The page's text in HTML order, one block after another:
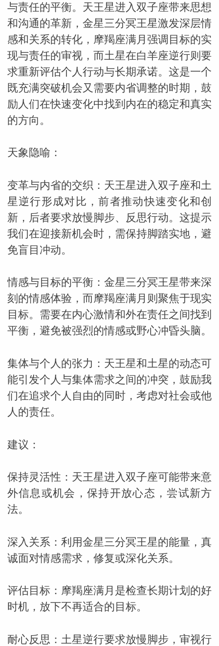
婆星座
网
航
与责任的平衡。天王星进入双子座带来思想
和沟通的革新，金星三分冥王星激发深层情
感和关系的转化，摩羯座满月强调目标的实
现与责任的审视，而土星在白羊座逆行则要
求重新评估个人行动与长期承诺。这是一个
既充满突破机会又需要内省调整的时期，鼓
励人们在快速变化中找到内在的稳定和真实
的方向。
天象隐喻：
变革与内省的交织：天王星进入双子座和土
星逆行形成对比，前者推动快速变化和创
新，后者要求放慢脚步、反思行动。这提示
我们在迎接新机会时，需保持脚踏实地，避
免盲目冲动。
情感与目标的平衡：金星三分冥王星带来深
刻的情感体验，而摩羯座满月则聚焦于现实
目标。需要在内心激情和外在责任之间找到
平衡，避免被强烈的情感或野心冲昏头脑。
集体与个人的张力：天王星和土星的动态可
能引发个人与集体需求之间的冲突，鼓励我
们在追求个人自由的同时，考虑对社会或他
人的责任。
建议：
保持灵活性：天王星进入双子座可能带来意
外信息或机会，保持开放心态，尝试新方
法。
深入关系：利用金星三分冥王星的能量，真
诚面对情感需求，修复或深化关系。
评估目标：摩羯座满月是检查长期计划的好
时机，放下不再适合的目标。
耐心反思：土星逆行要求放慢脚步，审视行